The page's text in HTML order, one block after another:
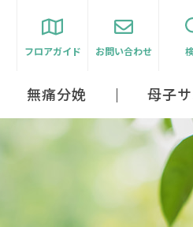
フロアガイド お問い合わせ
無痛分娩 母子